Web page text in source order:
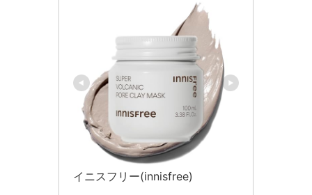
イニスフリー(innisfree)